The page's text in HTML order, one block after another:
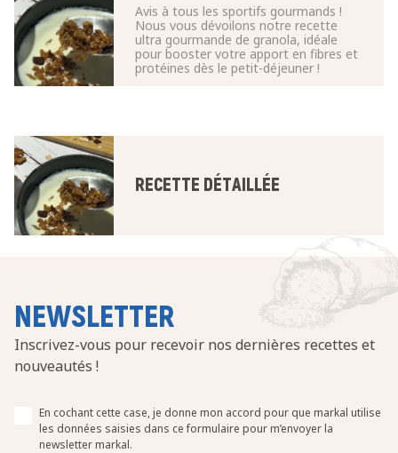
Avis à tous les sportifs gourmands !
Nous vous dévoilons notre recette
ultra gourmande de granola, idéale
pour booster votre apport en fibres et
protéines dès le petit-déjeuner !
RECETTE DÉTAILLÉE
NEWSLETTER
Inscrivez-vous pour recevoir nos dernières recettes et
nouveautés !
En cochant cette case, je donne mon accord pour que markal utilise
les données saisies dans ce formulaire pour m’envoyer la
newsletter markal.